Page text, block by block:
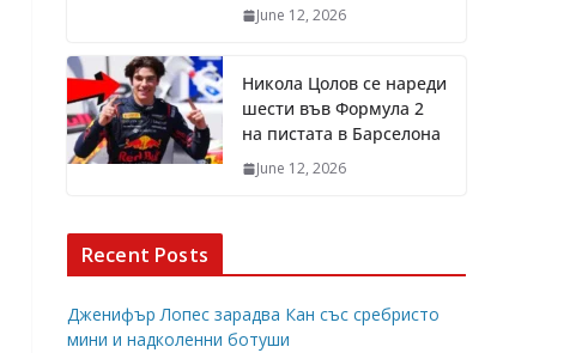
June 12, 2026
Никола Цолов се нареди
шести във Формула 2
на пистата в Барселона
June 12, 2026
Recent Posts
Дженифър Лопес зарадва Кан със сребристо
мини и надколенни ботуши